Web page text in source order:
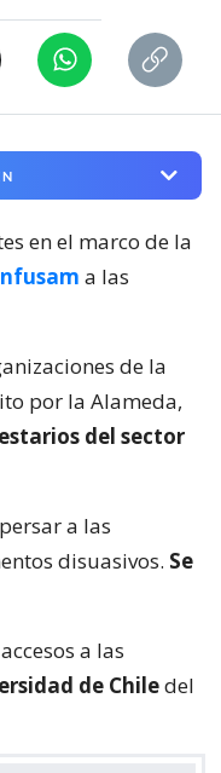
en el marco de la
a las
de la
por la Alameda,
del sector
a las
disuasivos. Se
a las
de Chiledel